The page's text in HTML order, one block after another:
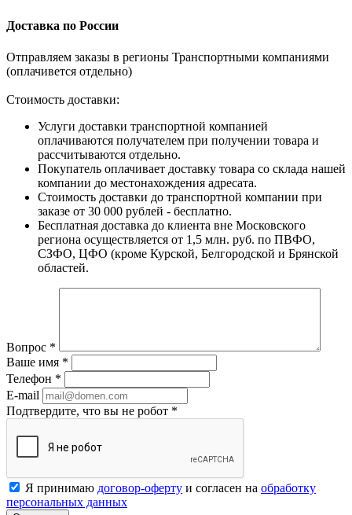
Доставка по России
Отправляем заказы в регионы Транспортными компаниями
(оплачивется отдельно)
Стоимость доставки:
Услуги доставки транспортной компанией
оплачиваются получателем при получении товара и
рассчитываются отдельно.
Покупатель оплачивает доставку товара со склада нашей
компании до местонахождения адресата.
Стоимость доставки до транспортной компании при
заказе от 30 000 рублей - бесплатно.
Бесплатная доставка до клиента вне Московского
региона осуществляется от 1,5 млн. руб. по ПВФО,
СЗФО, ЦФО (кроме Курской, Белгородской и Брянской
областей.
Вопрос *
Ваше имя *
Телефон *
E-mail
Подтвердите, что вы не робот *
Я принимаю договор-оферту и согласен на обработку
персональных данных